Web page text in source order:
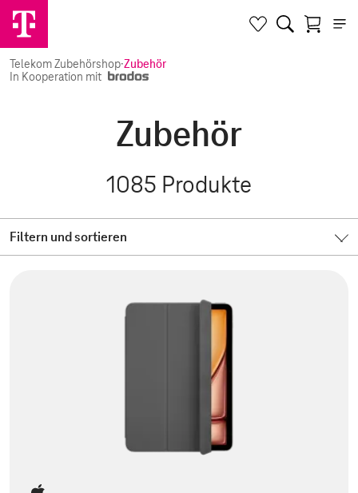
Telekom Zubehörshop·Zubehör
In Kooperation mit
Zubehör
1085 Produkte
Filtern und sortieren